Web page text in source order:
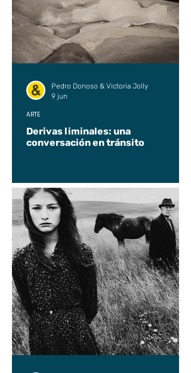
Derivas liminales: una
conversación en tránsito
ARTE
Pedro Donoso & Victoria Jolly
9 jun